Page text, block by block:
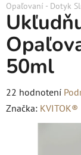
Opaľovaní - Dotyk
50ml
Priemerné
hodnotenie
produktu
22 hodnotení
Značka: KVITOK®